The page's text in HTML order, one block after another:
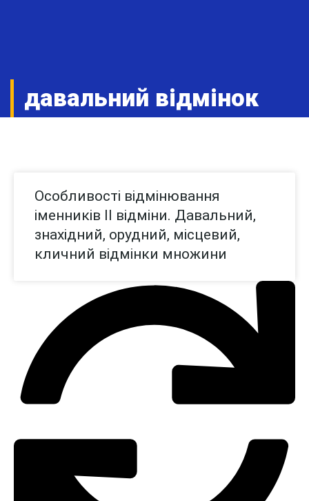
давальний відмінок
Особливості відмінювання
іменників ІІ відміни. Давальний,
знахідний, орудний, місцевий,
кличний відмінки множини